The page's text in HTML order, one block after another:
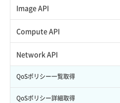
Credential作成
Credential削除
スナップショット一覧取得
スナップショット作成
スナップショット削除
スナップショット復元
スナップショット詳細一覧取得
Image API
ISOイメージアップロード
ISOイメージ作成
イメージ一覧取得
イメージ保存使用量取得
Compute API
ISOイメージ挿入/排出
SSHキーペア一覧取得
SSHキーペア作成
Network API
QoSポリシー一覧取得
QoSポリシー詳細取得